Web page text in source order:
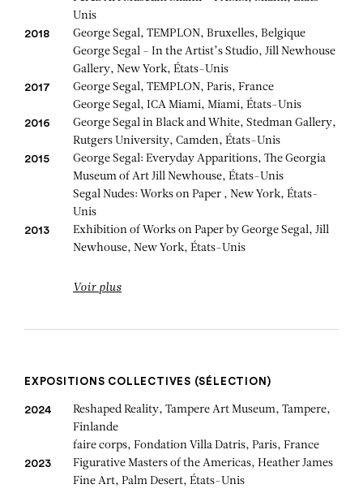
Unis
2018
George Segal, TEMPLON, Bruxelles, Belgique
George Segal - In the Artist’s Studio, Jill Newhouse
Gallery, New York, États-Unis
2017
George Segal, TEMPLON, Paris, France
George Segal, ICA Miami, Miami, États-Unis
2016
George Segal in Black and White, Stedman Gallery,
Rutgers University, Camden, États-Unis
2015
George Segal: Everyday Apparitions, The Georgia
Museum of Art Jill Newhouse, États-Unis
Segal Nudes: Works on Paper , New York, États-
Unis
2013
Exhibition of Works on Paper by George Segal, Jill
Newhouse, New York, États-Unis
Voir plus
EXPOSITIONS COLLECTIVES (SÉLECTION)
2024
Reshaped Reality, Tampere Art Museum, Tampere,
Finlande
faire corps, Fondation Villa Datris, Paris, France
2023
Figurative Masters of the Americas, Heather James
Fine Art, Palm Desert, États-Unis